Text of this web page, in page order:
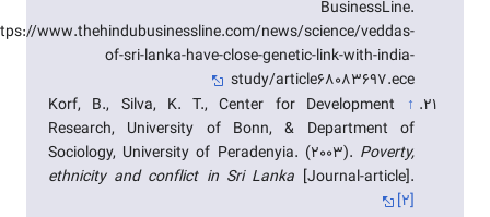
BusinessLine.
www.thehindubusinessline.com/news/science/veddas-
of-sri-lanka-have-close-genetic-link-with-india-
study/article68083697.ece
↑
Korf, B., Silva, K. T., Center for Development
Research, University of Bonn, & Department of
Sociology, University of Peradenyia. (2003). Poverty,
ethnicity and conflict in Sri Lanka [Journal-article].
[۲]